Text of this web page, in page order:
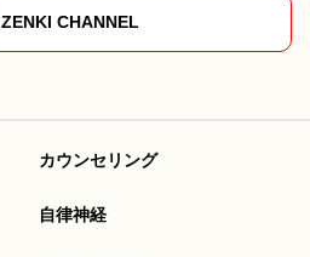
ZENKI CHANNEL
カウンセリング
自律神経